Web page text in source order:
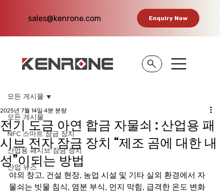
sales@kenrone.com Enquiry Now
모든 게시물
NFC 스마트 잠금 장치
산업용 패시브 잠금 장치
산업 뉴스
모든 게시물
전기 도금 아연 합금 자물쇠 : 산업용 패
시브 전자 잠금 장치 “제조 곰에 대한 내
성”이되는 방법
2025년 7월 14일 4분 분량
야외 창고, 건설 현장, 농업 시설 및 기타 실외 환경에서 자
물쇠는 빗물 침식, 염분 부식, 먼지 막힘, 급격한 온도 변화